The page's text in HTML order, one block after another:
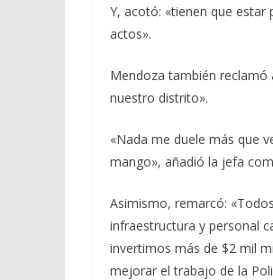
Y, acotó: «tienen que estar
actos».
Mendoza también reclamó
nuestro distrito».
«Nada me duele más que
mango», añadió la jefa
Asimismo, remarcó:
infraestructura y personal
invertimos más de $2 mil
mejorar el trabajo de la